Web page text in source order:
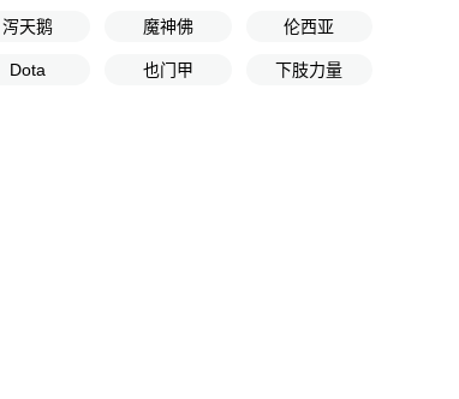
泻天鹅 魔神佛 伦西亚
Dota 也门甲 下肢力量